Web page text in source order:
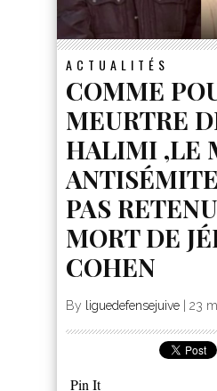
ACTUALITÉS
COMME
MEURTRE
HALIMI ,LE
PAS
MORT DE
COHEN
By liguedefensejuive 23
Pin It